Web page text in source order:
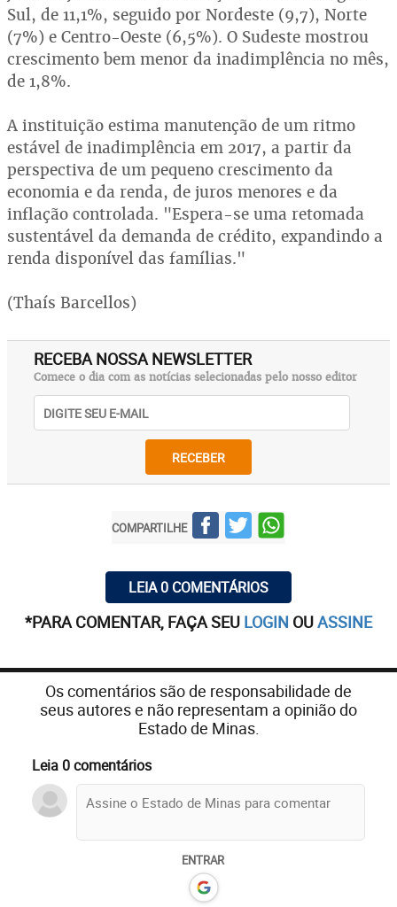
Sul, de 11,1%, seguido por Nordeste (9,7), Norte
(7%) e Centro-Oeste (6,5%). O Sudeste mostrou
crescimento bem menor da inadimplência no mês,
de 1,8%.
A instituição estima manutenção de um ritmo
estável de inadimplência em 2017, a partir da
perspectiva de um pequeno crescimento da
economia e da renda, de juros menores e da
inflação controlada. "Espera-se uma retomada
sustentável da demanda de crédito, expandindo a
renda disponível das famílias."
(Thaís Barcellos)
RECEBA NOSSA NEWSLETTER
Comece o dia com as notícias selecionadas pelo nosso editor
RECEBER
COMPARTILHE
LEIA 0 COMENTÁRIOS
*PARA COMENTAR, FAÇA SEU LOGIN OUASSINE
Os comentários são de responsabilidade de
seus autores e não representam a opinião do
Estado de Minas.
Leia 0 comentários
ENTRAR